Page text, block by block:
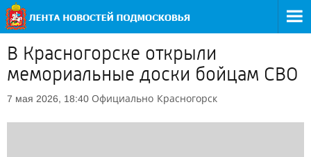
В Красногорске открыли
мемориальные доски бойцам СВО
7 мая 2026, 18:40 Официально Красногорск